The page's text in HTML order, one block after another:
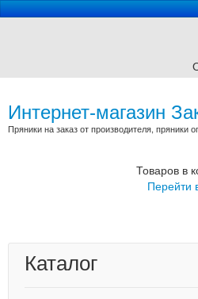
Интернет-магазин
Пряники на заказ от производителя, пряники
Товаров в
Перейти
Каталог